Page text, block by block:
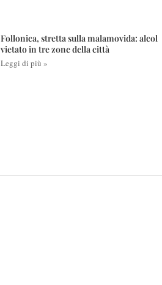
Follonica, stretta sulla malamovida: alcol
vietato in tre zone della città
Leggi di più »